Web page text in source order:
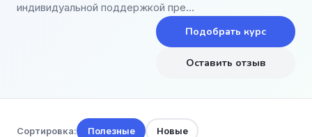
индивидуальной поддержкой пре…
Подобрать курс
Оставить отзыв
Сортировка: Полезные Новые